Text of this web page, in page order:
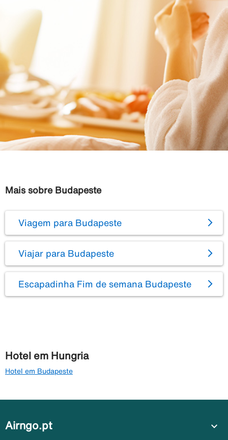
Mais sobre Budapeste
Viagem para Budapeste
Viajar para Budapeste
Escapadinha Fim de semana Budapeste
Hotel em Hungria
Hotel em Budapeste
Airngo.pt expand_more